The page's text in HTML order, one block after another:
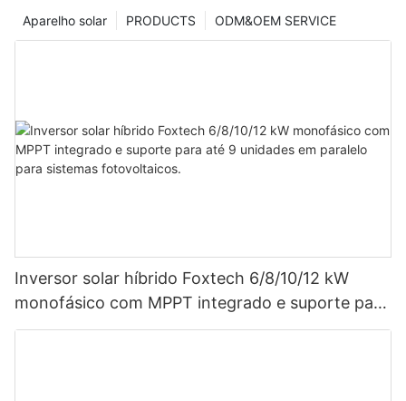
ODM&OEM SERVICE
PRODUCTS
Aparelho solar
Inversor solar híbrido Foxtech 6/8/10/12 kW
monofásico com MPPT integrado e suporte para
até 9 unidades em paralelo para sistemas